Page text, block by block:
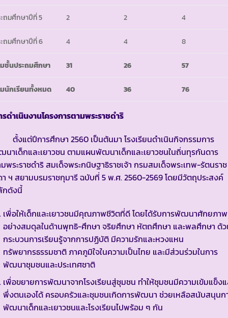
ถมศึกษาปีที่ 5 2 2 4
ถมศึกษาปีที่ 6 4 4 8
ชั้นประถมศึกษา 31 26 57
นักเรียนทั้งหมด 40 36 76
ดำเนินงานโครงการตามพระราชดำริ
ต่ปีการศึกษา 2560 เป็นต้นมา โรงเรียนดำเนินกิจกรรมการ
าเด็กและเยาวชน ตามแผนพัฒนาเด็กและเยาวชนในถิ่นทุรกันดาร
พระราชดำริ สมเด็จพระกนิษฐาธิราชเจ้า กรมสมเด็จพระเทพ-รัตนราช
ฯ สยามบรมราชกุมารี ฉบับที่ 5 พ.ศ. 2560-2569 โดยมีวัตถุประสงค์
กดังนี้
เพื่อให้เด็กและเยาวชนมีคุณภาพชีวิตที่ดี โดยได้รับการพัฒนาศักยภาพ
อย่างสมดุลในด้านพุทธิ-ศึกษา จริยศึกษา หัตถศึกษา และพลศึกษา ด้
กระบวนการเรียนรู้จากการปฏิบัติ มีความรักและหวงแหน
ทรัพยากรธรรมชาติ ภาคภูมิใจในความเป็นไทย และมีส่วนร่วมในการ
พัฒนาชุมชนและประเทศชาติ
เพื่อขยายการพัฒนาจากโรงเรียนสู่ชุมชน ทำให้ชุมชนมีความเข้มแข็งแ
พึ่งตนเองได้ ครอบครัวและชุมชนเกิดการพัฒนา ช่วยเหลือสนับสนุนก
พัฒนาเด็กและเยาวชนและโรงเรียนไปพร้อม ๆ กัน